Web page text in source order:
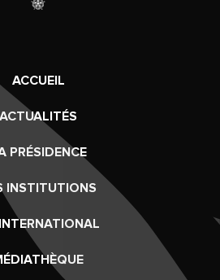
ACCUEIL
ACTUALITÉS
PRÉSIDENCE
INSTITUTIONS